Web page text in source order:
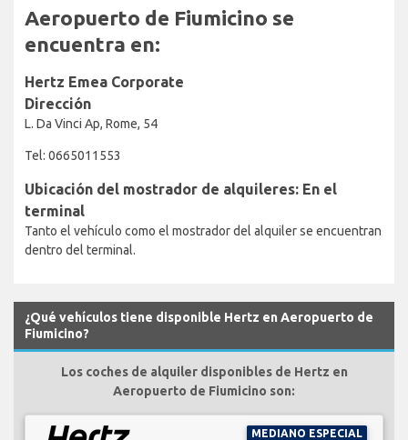
Aeropuerto de Fiumicino se
encuentra en:
Hertz Emea Corporate
Dirección
L. Da Vinci Ap, Rome, 54
Tel: 0665011553
Ubicación del mostrador de alquileres: En el
terminal
Tanto el vehículo como el mostrador del alquiler se encuentran
dentro del terminal.
¿Qué vehículos tiene disponible Hertz en Aeropuerto de
Fiumicino?
Los coches de alquiler disponibles de Hertz en
Aeropuerto de Fiumicino son:
MEDIANO ESPECIAL